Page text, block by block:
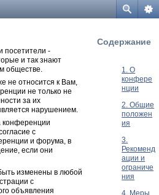
Содержание
1. О
конфере
нции
2. Общие
положен
ия
3.
Рекоменд
ации и
ограниче
ния
4. Меры
посетители -
и так знают
обществе.
не относится к Вам,
не только не
за их
нарушением.
с
и форума, в
если они
изменены в любой
с
объявления